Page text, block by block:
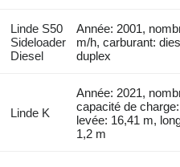
Linde S50
Sideloader
Diesel
Année: 2001,
m/h, carburant:
duplex
Linde K
Année: 2021,
capacité de
levée: 16,41 m,
1,2 m